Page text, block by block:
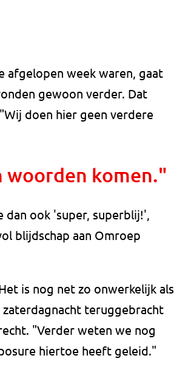
afgelopen week waren, gaat
gewoon verder. Dat
doen hier geen verdere
komen."
dan ook 'super, superblij!',
blijdschap aan Omroep
is nog net zo onwerkelijk als
teruggebracht
"Verder weten we nog
hiertoe heeft geleid."